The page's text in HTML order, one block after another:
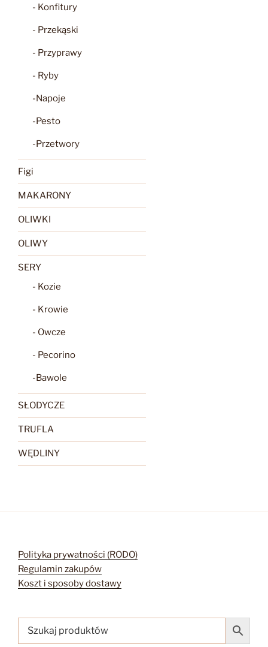
- Konfitury
- Przekąski
- Przyprawy
- Ryby
-Napoje
-Pesto
-Przetwory
Figi
MAKARONY
OLIWKI
OLIWY
SERY
- Kozie
- Krowie
- Owcze
- Pecorino
-Bawole
SŁODYCZE
TRUFLA
WĘDLINY
Polityka prywatności (RODO)
Regulamin zakupów
Koszt i sposoby dostawy